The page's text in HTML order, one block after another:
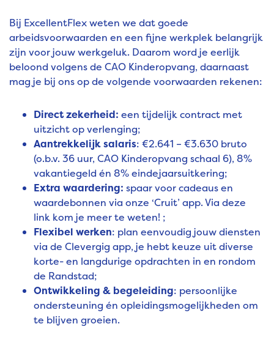
Bij ExcellentFlex weten we dat goede
arbeidsvoorwaarden en een fijne werkplek belangrijk
zijn voor jouw werkgeluk. Daarom word je eerlijk
beloond volgens de CAO Kinderopvang, daarnaast
mag je bij ons op de volgende voorwaarden rekenen:
Direct zekerheid: een tijdelijk contract met
uitzicht op verlenging;
Aantrekkelijk salaris: €2.641 – €3.630 bruto
(o.b.v. 36 uur, CAO Kinderopvang schaal 6), 8%
vakantiegeld én 8% eindejaarsuitkering;
Extra waardering: spaar voor cadeaus en
waardebonnen via onze ‘Cruit’ app. Via deze
link kom je meer te weten! ;
Flexibel werken: plan eenvoudig jouw diensten
via de Clevergig app, je hebt keuze uit diverse
korte- en langdurige opdrachten in en rondom
de Randstad;
Ontwikkeling & begeleiding: persoonlijke
ondersteuning én opleidingsmogelijkheden om
te blijven groeien.